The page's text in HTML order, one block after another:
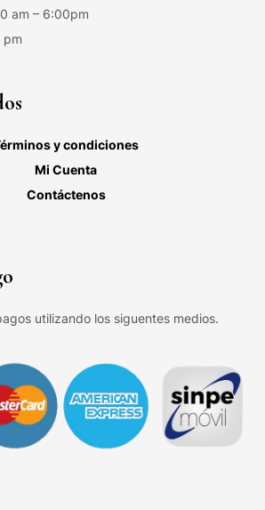
am – 6:00pm
pm
y condiciones
Mi Cuenta
Contáctenos
utilizando los siguentes medios.